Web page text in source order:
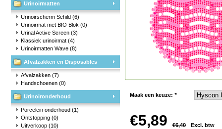
Urinoirmatten
Urinoirscherm Schild (6)
Urinoirmat met BIO Blok (0)
Urinal Active Screen (3)
Klassiek urinoirmat (4)
Urinoirmatten Wave (8)
Afvalzakken en Disposables
Afvalzakken (7)
Handschoenen (0)
Urinoironderhoud
Porcelein onderhoud (1)
Ontstopping (0)
Uitverkoop (10)
Maak een keuze: *
€5,89 €6,40 Excl. btw